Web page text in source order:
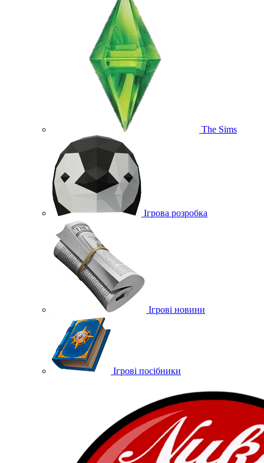
The Sims
Ігрова розробка
Ігрові новини
Ігрові посібники